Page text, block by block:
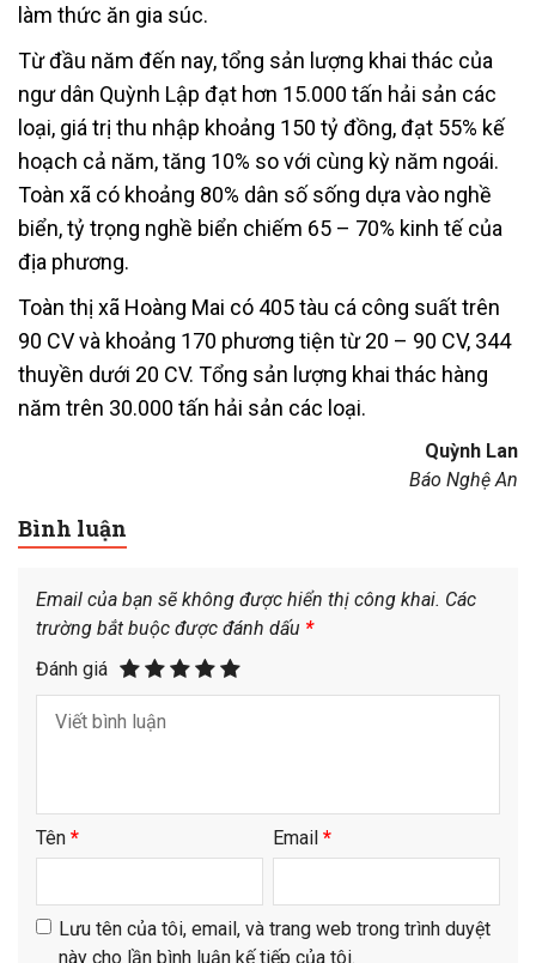
làm thức ăn gia súc.
Từ đầu năm đến nay, tổng sản lượng khai thác của
ngư dân Quỳnh Lập đạt hơn 15.000 tấn hải sản các
loại, giá trị thu nhập khoảng 150 tỷ đồng, đạt 55% kế
hoạch cả năm, tăng 10% so với cùng kỳ năm ngoái.
Toàn xã có khoảng 80% dân số sống dựa vào nghề
biển, tỷ trọng nghề biển chiếm 65 – 70% kinh tế của
địa phương.
Toàn thị xã Hoàng Mai có 405 tàu cá công suất trên
90 CV và khoảng 170 phương tiện từ 20 – 90 CV, 344
thuyền dưới 20 CV. Tổng sản lượng khai thác hàng
năm trên 30.000 tấn hải sản các loại.
Quỳnh Lan
Báo Nghệ An
Bình luận
Email của bạn sẽ không được hiển thị công khai. Các
trường bắt buộc được đánh dấu *
Đánh giá
Tên * Email *
Lưu tên của tôi, email, và trang web trong trình duyệt
này cho lần bình luận kế tiếp của tôi.